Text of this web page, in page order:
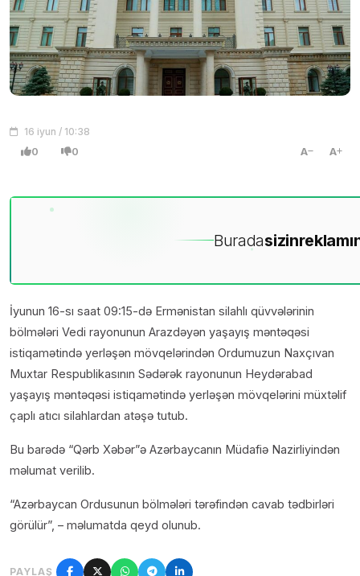
16 iyun / 10:38
0 0 A A
Buradasizin
İyunun 16-sı saat 09:15-də Ermənistan silahlı qüvvələrinin
bölmələri Vedi rayonunun Arazdəyən yaşayış məntəqəsi
istiqamətində yerləşən mövqelərindən Ordumuzun Naxçıvan
Muxtar Respublikasının Sədərək rayonunun Heydərabad
yaşayış məntəqəsi istiqamətində yerləşən mövqelərini müxtəlif
çaplı atıcı silahlardan atəşə tutub.
Bu barədə “Qərb Xəbər”ə Azərbaycanın Müdafiə Nazirliyindən
məlumat verilib.
“Azərbaycan Ordusunun bölmələri tərəfindən cavab tədbirləri
görülür”, – məlumatda qeyd olunub.
PAYLAŞ